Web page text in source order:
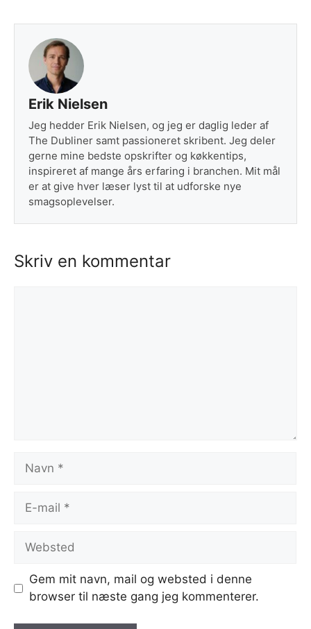
Erik Nielsen
Jeg hedder Erik Nielsen, og jeg er daglig leder af
The Dubliner samt passioneret skribent. Jeg deler
gerne mine bedste opskrifter og køkkentips,
inspireret af mange års erfaring i branchen. Mit mål
er at give hver læser lyst til at udforske nye
smagsoplevelser.
Skriv en kommentar
Navn
Websted
Gem mit navn, mail og websted i denne
browser til næste gang jeg kommenterer.